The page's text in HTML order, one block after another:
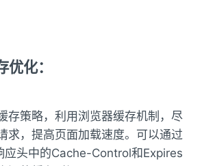
化：
存策略，利用浏览器缓存机制，尽
求，提高页面加载速度。可以通过
应头中的Cache-Control和Expires